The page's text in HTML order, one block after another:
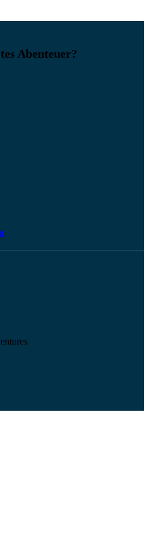
Abenteuer?